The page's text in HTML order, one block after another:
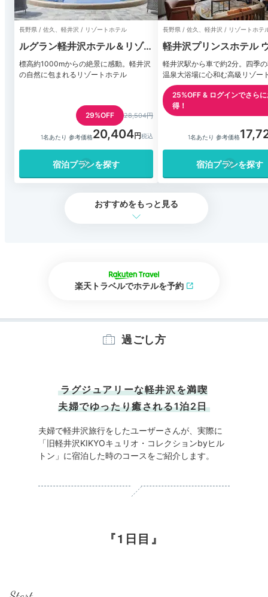
長野県 / 佐久、軽井沢 / リゾートホテル
ルグラン軽井沢ホテル＆リゾー
ト
標高約1000mからの絶景に感動。軽井沢
の自然に包まれるリゾートホテル
29%OFF 28,504円
1名あたり 参考価格20,404
宿泊プランを探す
長野県 / 佐久、軽井沢 / リゾートホテ
軽井沢プリンスホテル
ト
軽井沢駅から車で約2分。四季
温泉大浴場に心和む高級リゾー
25%OFF & ログインでさら
得！
1名あたり 参考価格
宿泊プランを探す
おすすめをもっと見る
楽天トラベルでホテルを予約
過ごし方
ラグジュアリーな軽井沢を満喫
夫婦でゆったり癒される1泊2日
夫婦で軽井沢旅行をしたユーザーさんが、実際に
「旧軽井沢KIKYOキュリオ・コレクションbyヒル
トン」に宿泊した時のコースをご紹介します。
1日目